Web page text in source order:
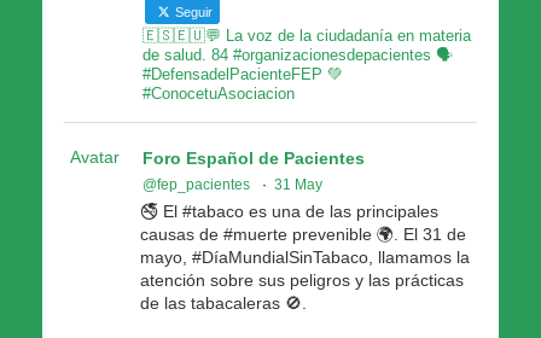
Seguir
🇪🇸🇪🇺💬 La voz de la ciudadanía en materia
de salud. 84 #organizacionesdepacientes 🗣
#DefensadelPacienteFEP 💚
#ConocetuAsociacion
Avatar Foro Español de Pacientes
@fep_pacientes · 31 May
🚭 El #tabaco es una de las principales
causas de #muerte prevenible 🌍. El 31 de
mayo, #DíaMundialSinTabaco, llamamos la
atención sobre sus peligros y las prácticas
de las tabacaleras 🚫.